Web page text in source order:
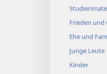
Frieden und
Ehe und
Junge Leute
Kinder